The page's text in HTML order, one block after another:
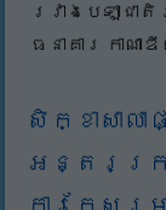
រវាងបេឡា
ធនាគារ កាណ
សិក្ខាសាល
អន្តរក្